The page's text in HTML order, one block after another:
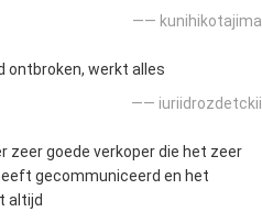
—— kunihikotajima
ontbroken, werkt alles
—— iuriidrozdetckii
zeer goede verkoper die het zeer
gecommuniceerd en het
altijd